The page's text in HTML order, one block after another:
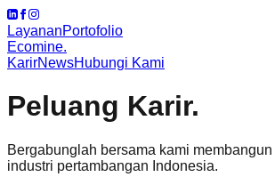
LayananPortofolio
Ecomine.
KarirNewsHubungi Kami
Peluang Karir.
Bergabunglah bersama kami
industri pertambangan Indonesia.